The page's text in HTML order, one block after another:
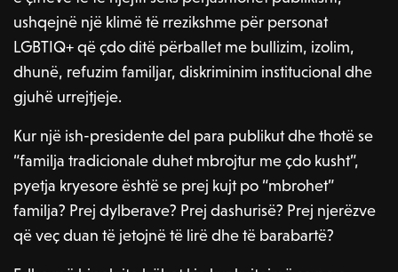
ushqejnë një klimë të rrezikshme për personat
LGBTIQ+ që çdo ditë përballet me bullizim, izolim,
dhunë, refuzim familjar, diskriminim institucional dhe
gjuhë urrejtjeje.
Kur një ish-presidente del para publikut dhe thotë se
“familja tradicionale duhet mbrojtur me çdo kusht”,
pyetja kryesore është se prej kujt po “mbrohet”
familja? Prej dylberave? Prej dashurisë? Prej njerëzve
që veç duan të jetojnë të lirë dhe të barabartë?